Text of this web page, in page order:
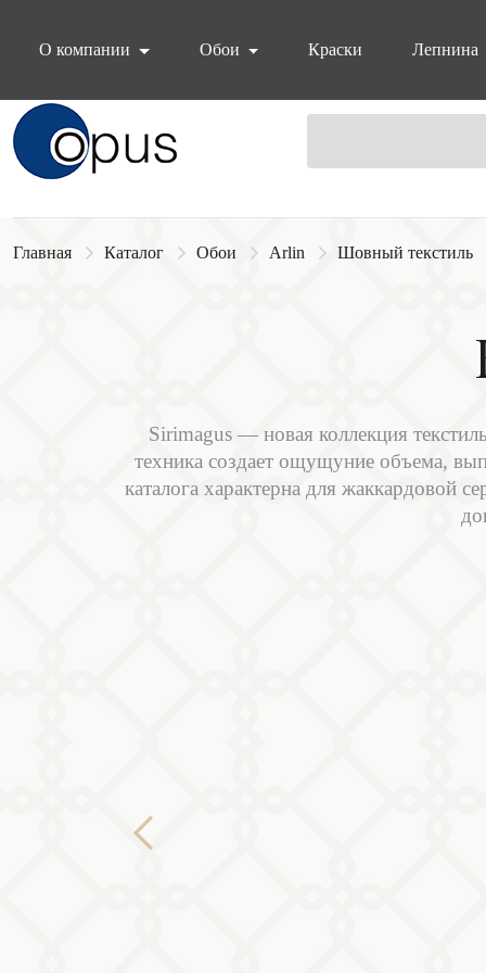
О компании Обои Краски Лепнина
Блок поиска
Главная Каталог Обои Arlin Шовный текстиль
Sirimagus — новая коллекция
техника создает ощущуние объема,
каталога характерна для жаккардовой
Previous